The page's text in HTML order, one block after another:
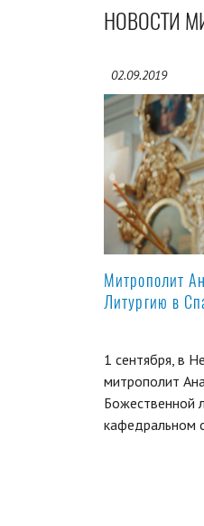
НОВОСТИ
02.09.2019
Митрополит
Литургию в
1 сентября, в
митрополит
Божественной
кафедральном